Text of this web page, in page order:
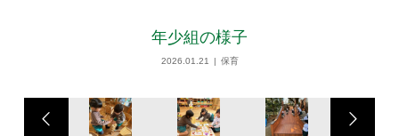
年少組の様子
2026.01.21 保育